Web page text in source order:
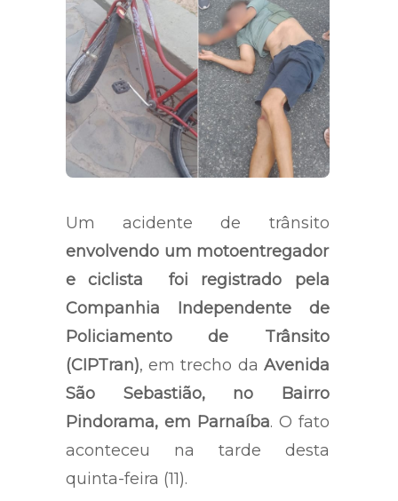
Um acidente de trânsito
envolvendo um motoentregador
e ciclista foi registrado pela
Companhia Independente de
Policiamento de Trânsito
(CIPTran), em trecho da Avenida
São Sebastião, no Bairro
Pindorama, em Parnaíba. O fato
aconteceu na tarde desta
quinta-feira (11).